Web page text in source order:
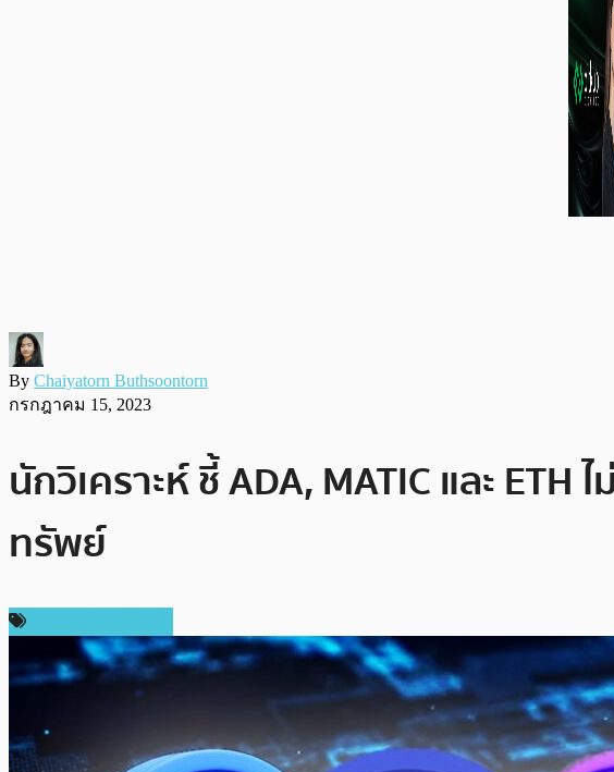
By Chaiyatorn Buthsoontorn
กรกฎาคม 15, 2023
นักวิเคราะห์ ชี้ ADA, MATIC และ
ทรัพย์